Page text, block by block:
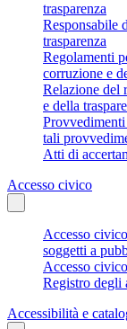
trasparenza
Responsabile
trasparenza
Regolamenti
corruzione e
Relazione del
e della
tali
Atti di
Accesso civico
Accesso
soggetti a
Accesso
Registro degli
Accessibilità e